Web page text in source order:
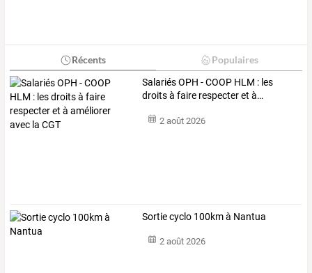
Récents Populaires
SalariésOPH -COOP HLM : les
droitsà faire respecteret à…
2 août 2026
Sortie cyclo 100km à Nantua
2 août 2026